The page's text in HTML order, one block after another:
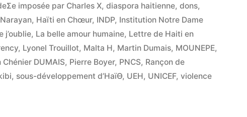
imposée par Charles X,diaspora haitienne,dons,
, Haïti en Chœur, INDP, Institution Notre Dame
j’oublie, La belle amour humaine, Lettre de Haiti en
, Lyonel Trouillot, Malta H, Martin Dumais, MOUNEPE,
Chénier DUMAIS, Pierre Boyer, PNCS, Rançon de
, sous-développement d’HaïƟ, UEH, UNICEF,violence